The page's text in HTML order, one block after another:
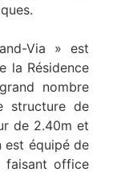
Via » est
la Résidence
nombre
structure de
de 2.40m et
est équipé de
faisant office